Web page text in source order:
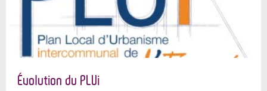
Évolution du PLUi